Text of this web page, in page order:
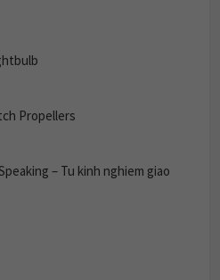
Propellers
– Tu kinh nghiem giao